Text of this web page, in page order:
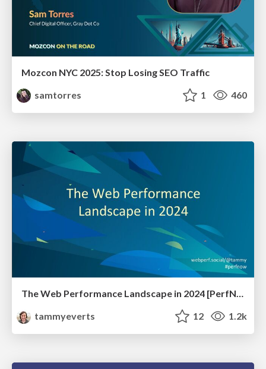
Mozcon NYC 2025: Stop Losing SEO Traffic
samtorres
1 460
The Web Performance Landscape in 2024 [PerfNow 2024]
tammyeverts
12 1.2k